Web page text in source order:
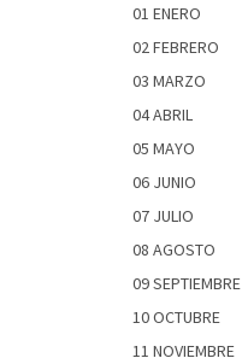
01 ENERO
02 FEBRERO
03 MARZO
04 ABRIL
05 MAYO
06 JUNIO
07 JULIO
08 AGOSTO
09 SEPTIEMBRE
10 OCTUBRE
11 NOVIEMBRE